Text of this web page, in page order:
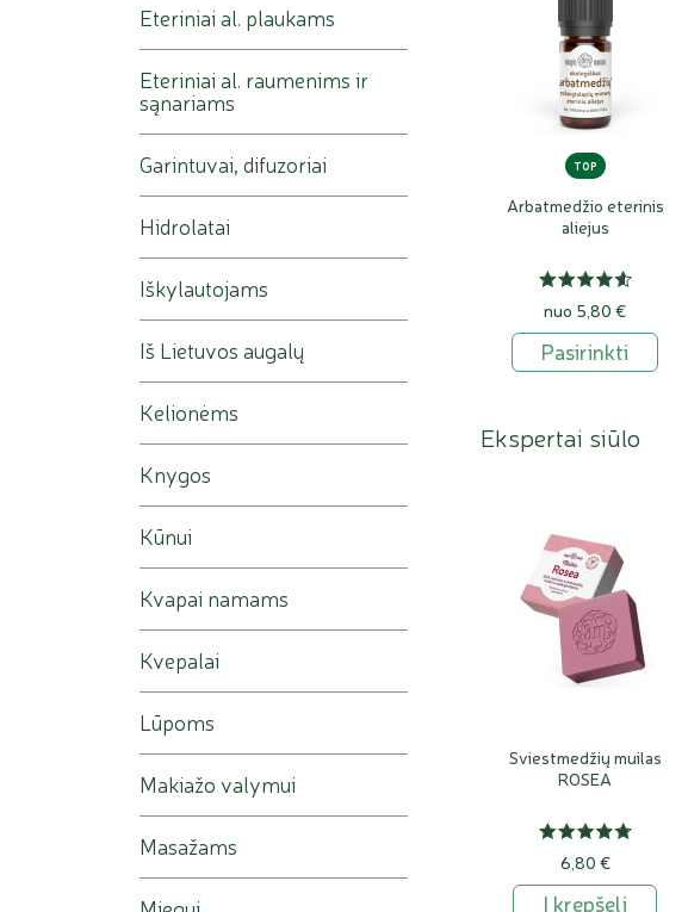
TOP
Arbatmedžio eterinis
aliejus
nuo 5,80 €
Pasirinkti
Ekspertai siūlo
Sviestmedžių muilas
ROSEA
6,80 €
Į krepšelį
Eteriniai al. plaukams
Eteriniai al. raumenims ir
sąnariams
Garintuvai, difuzoriai
Hidrolatai
Iškylautojams
Iš Lietuvos augalų
Kelionėms
Knygos
Kūnui
Kvapai namams
Kvepalai
Lūpoms
Makiažo valymui
Masažams